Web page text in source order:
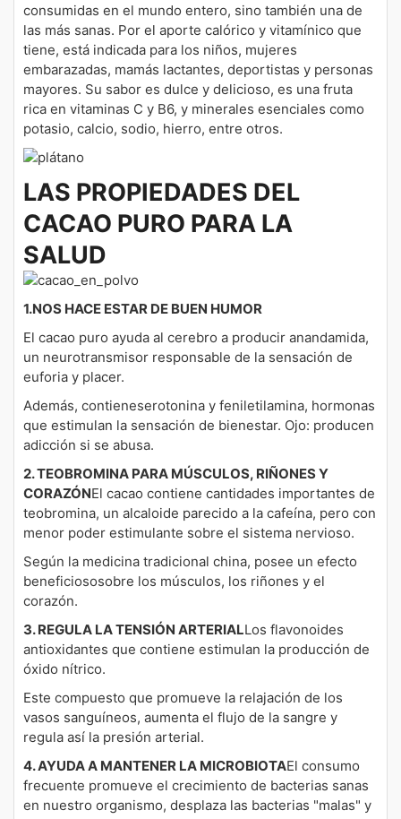
consumidas en el mundo entero, sino también una de
las más sanas. Por el aporte calórico y vitamínico que
tiene, está indicada para los niños, mujeres
embarazadas, mamás lactantes, deportistas y personas
mayores. Su sabor es dulce y delicioso, es una fruta
rica en vitaminas C y B6, y minerales esenciales como
potasio, calcio, sodio, hierro, entre otros.
LAS PROPIEDADES DEL
CACAO PURO PARA LA
SALUD
1.NOS HACE ESTAR DE BUEN HUMOR
El cacao puro ayuda al cerebro a producir anandamida,
un neurotransmisor responsable de la sensación de
euforia y placer.
Además, contieneserotonina y feniletilamina, hormonas
que estimulan la sensación de bienestar. Ojo: producen
adicción si se abusa.
2. TEOBROMINA PARA MÚSCULOS, RIÑONES Y
CORAZÓNEl cacao contiene cantidades importantes de
teobromina, un alcaloide parecido a la cafeína, pero con
menor poder estimulante sobre el sistema nervioso.
Según la medicina tradicional china, posee un efecto
beneficiososobre los músculos, los riñones y el
corazón.
3. REGULA LA TENSIÓN ARTERIALLos flavonoides
antioxidantes que contiene estimulan la producción de
óxido nítrico.
Este compuesto que promueve la relajación de los
vasos sanguíneos, aumenta el flujo de la sangre y
regula así la presión arterial.
4. AYUDA A MANTENER LA MICROBIOTAEl consumo
frecuente promueve el crecimiento de bacterias sanas
en nuestro organismo, desplaza las bacterias "malas" y